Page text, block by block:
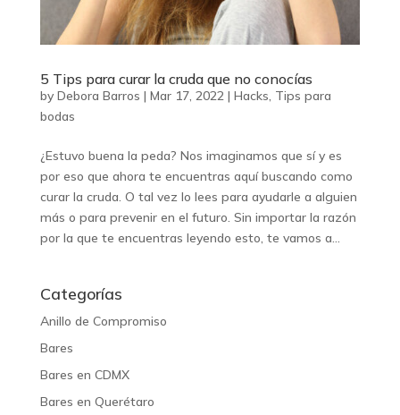
5 Tips para curar la cruda que no conocías
by Debora Barros | Mar 17, 2022| Hacks, Tips para
bodas
¿Estuvo buena la peda? Nos imaginamos que sí y es
por eso que ahora te encuentras aquí buscando como
curar la cruda. O tal vez lo lees para ayudarle a alguien
más o para prevenir en el futuro. Sin importar la razón
por la que te encuentras leyendo esto, te vamos a...
Categorías
Anillo de Compromiso
Bares
Bares en CDMX
Bares en Querétaro